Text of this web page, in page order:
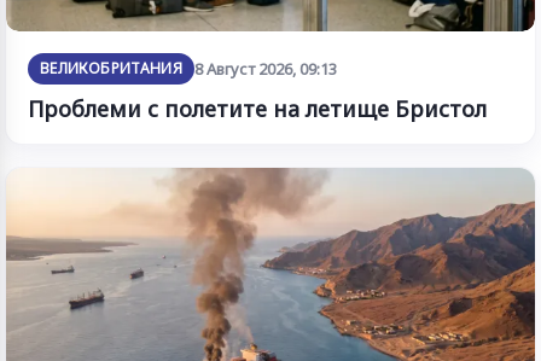
ВЕЛИКОБРИТАНИЯ 8 Август 2026, 09:13
Проблеми с полетите на летище Бристол